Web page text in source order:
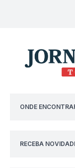
ONDE
RECEBA